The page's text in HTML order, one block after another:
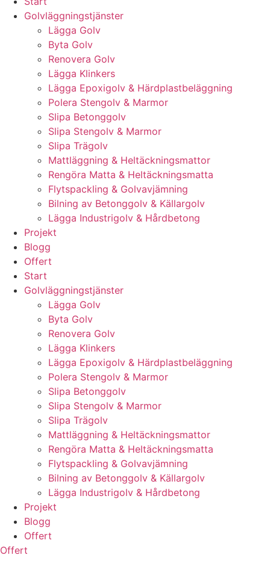
Golvläggningstjänster
Lägga Golv
Byta Golv
Renovera Golv
Lägga Klinkers
Lägga Epoxigolv & Härdplastbeläggning
Polera Stengolv & Marmor
Slipa Betonggolv
Slipa Stengolv & Marmor
Slipa Trägolv
Mattläggning & Heltäckningsmattor
Rengöra Matta & Heltäckningsmatta
Flytspackling & Golvavjämning
Bilning av Betonggolv & Källargolv
Lägga Industrigolv & Hårdbetong
Projekt
Blogg
Offert
Start
Golvläggningstjänster
Lägga Golv
Byta Golv
Renovera Golv
Lägga Klinkers
Lägga Epoxigolv & Härdplastbeläggning
Polera Stengolv & Marmor
Slipa Betonggolv
Slipa Stengolv & Marmor
Slipa Trägolv
Mattläggning & Heltäckningsmattor
Rengöra Matta & Heltäckningsmatta
Flytspackling & Golvavjämning
Bilning av Betonggolv & Källargolv
Lägga Industrigolv & Hårdbetong
Projekt
Blogg
Offert
Offert